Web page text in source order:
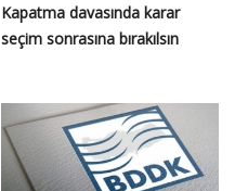
Kapatma davasında karar
seçim sonrasına bırakılsın